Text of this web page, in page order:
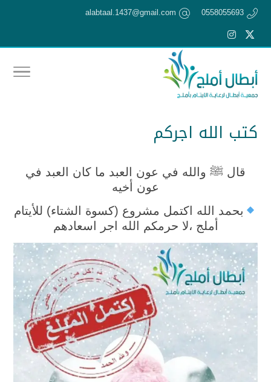
0558055693
alabtaal.1437@gmail.com
كتب الله اجركم
قال ﷺ والله في عون العبد ما كان العبد في
عون أخيه
بحمد الله اكتمل مشروع (كسوة الشتاء) للأيتام
أملج ،لا حرمكم الله اجر اسعادهم